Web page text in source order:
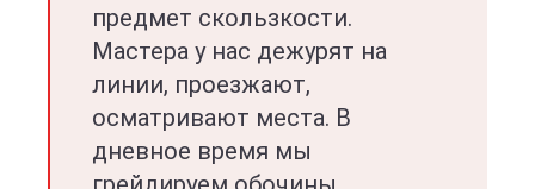
предмет скользкости.
Мастера у нас дежурят на
линии, проезжают,
осматривают места. В
дневное время мы